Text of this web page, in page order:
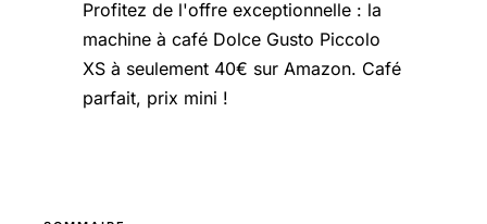
Profitez de l'offre exceptionnelle : la
machine à café Dolce Gusto Piccolo
XS à seulement 40€ sur Amazon. Café
parfait, prix mini !